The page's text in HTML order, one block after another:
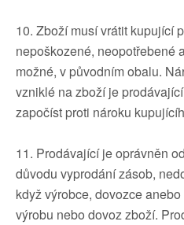
10. Zboží musí vrátit kupující
nepoškozené, neopotřebené
možné, v původním obalu.
vzniklé na zboží je
započíst proti nároku
11. Prodávající je oprávněn
důvodu vyprodání zásob,
když výrobce, dovozce
výrobu nebo dovoz zboží.